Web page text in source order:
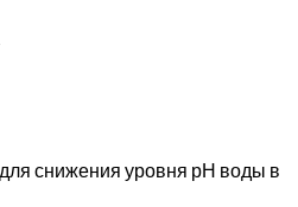
снижения уровня рН воды в